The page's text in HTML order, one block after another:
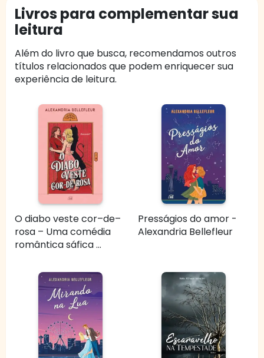
Livros para complementar sua
leitura
Além do livro que busca, recomendamos outros
títulos relacionados que podem enriquecer sua
experiência de leitura.
O diabo veste cor–de–
rosa – Uma comédia
romântica sáfica ...
Presságios do amor -
Alexandria Bellefleur